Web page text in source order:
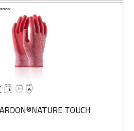
TOUCH